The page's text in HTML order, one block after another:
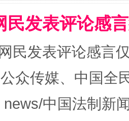
罪" "炒
民发表评论感
民发表评论感言
众传媒、中国全
中国法制新